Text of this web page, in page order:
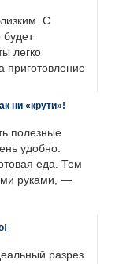
С
будет
легко
приготовление
ни «крути»!
полезные
удобно:
еда. Тем
руками, —
разрез